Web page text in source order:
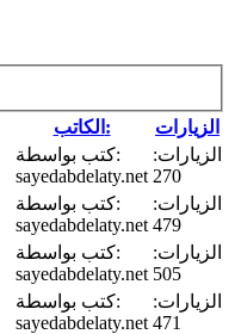
الكاتب:
الزيارات
كتب بواسطة:
sayedabdelaty.net
الزيارات:
270
كتب بواسطة:
sayedabdelaty.net
الزيارات:
479
كتب بواسطة:
sayedabdelaty.net
الزيارات:
505
كتب بواسطة:
sayedabdelaty.net
الزيارات:
471